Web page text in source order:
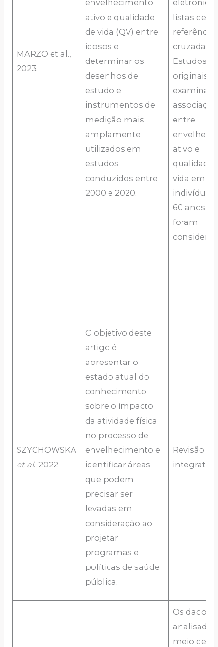
MARZO et al.,
2023.
envelhecimento
ativo e qualidade
de vida (QV) entre
idosos e
determinar os
desenhos de
estudo e
instrumentos de
medição mais
amplamente
utilizados em
estudos
conduzidos entre
2000 e 2020.
listas de
cruzadas.
Estudos
originais
associação
entre
ativo e
qualidade
vida em
indivíduos
60 anos
foram
SZYCHOWSKA
et al., 2022
O objetivo deste
artigo é
apresentar o
estado atual do
conhecimento
sobre o impacto
da atividade física
no processo de
envelhecimento e
identificar áreas
que podem
precisar ser
levadas em
consideração ao
projetar
programas e
políticas de saúde
pública.
Revisão
integrativa
Os dados
meio de